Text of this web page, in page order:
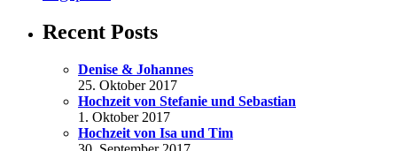
Recent Posts
Denise & Johannes
25. Oktober 2017
Hochzeit von Stefanie und Sebastian
1. Oktober 2017
Hochzeit von Isa und Tim